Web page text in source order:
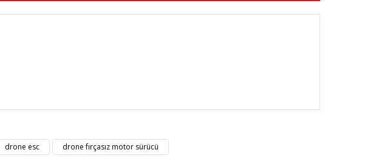
drone esc drone fırçasız motor sürücü